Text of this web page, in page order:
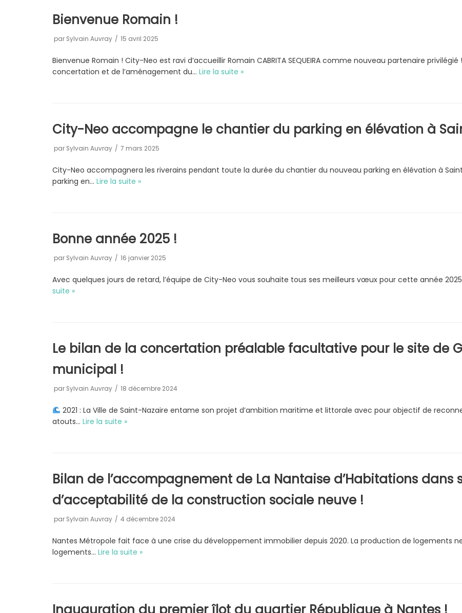
Bienvenue Romain !
par Sylvain Auvray 15 avril 2025
Bienvenue Romain ! City-Neo est ravi d’accueillir Romain CABRITA SEQUEIRA comme nouveau partenaire
concertation et de l’aménagement du… Lire la suite »
City-Neo accompagne le chantier du parking en élévation à
par Sylvain Auvray 7 mars 2025
City-Neo accompagnera les riverains pendant toute la durée du chantier du nouveau parking en élévation à
parking en… Lire la suite »
Bonne année 2025 !
par Sylvain Auvray 16 janvier 2025
Avec quelques jours de retard, l’équipe de City-Neo vous souhaite tous ses meilleurs vœux pour cette année
suite »
Le bilan de la concertation préalable facultative pour le site de
municipal !
par Sylvain Auvray 18 décembre 2024
2021 : La Ville de Saint-Nazaire entame son projet d’ambition maritime et littorale avec pour objectif de
atouts… Lire la suite »
Bilan de l’accompagnement de La Nantaise d’Habitations dans
d’acceptabilité de la construction sociale neuve !
par Sylvain Auvray 4 décembre 2024
Nantes Métropole fait face à une crise du développement immobilier depuis 2020. La production de logements
logements… Lire la suite »